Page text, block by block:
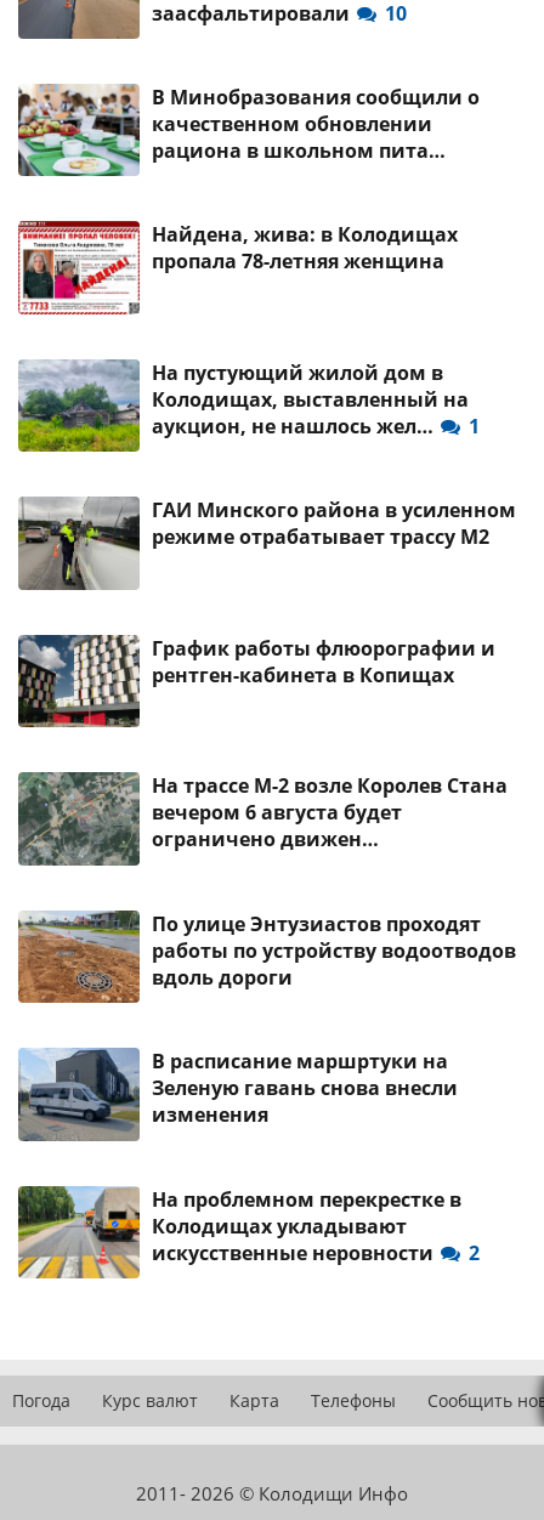
заасфальтировали
10
В Минобразования сообщили о
качественном обновлении
рациона в школьном пита…
Найдена, жива: в Колодищах
пропала 78-летняя женщина
На пустующий жилой дом в
Колодищах, выставленный на
аукцион, не нашлось жел…
1
ГАИ Минского района в усиленном
режиме отрабатывает трассу М2
График работы флюорографии и
рентген-кабинета в Копищах
На трассе М-2 возле Королев Стана
вечером 6 августа будет
ограничено движен…
По улице Энтузиастов проходят
работы по устройству водоотводов
вдоль дороги
В расписание маршртуки на
Зеленую гавань снова внесли
изменения
На проблемном перекрестке в
Колодищах укладывают
искусственные неровности
2
Погода Курс валют Карта Телефоны Сообщить
2011- 2026 © Колодищи Инфо